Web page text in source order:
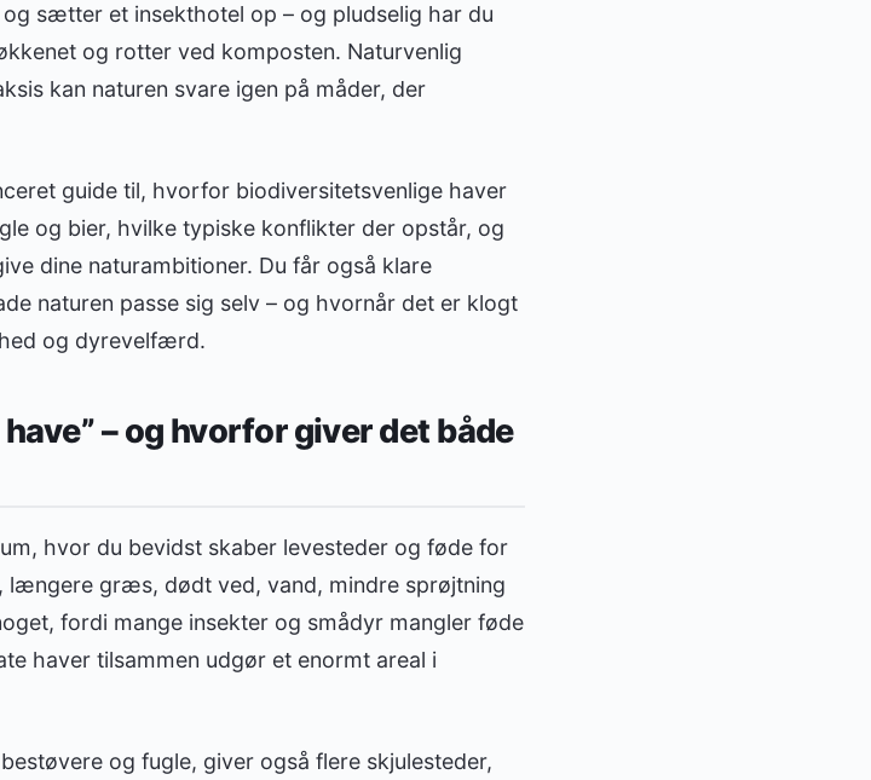
sætter et insekthotel op – og pludselig har du
og rotter ved komposten. Naturvenlig
kan naturen svare igen på måder, der
guide til, hvorfor biodiversitetsvenlige haver
og bier, hvilke typiske konflikter der opstår, og
dine naturambitioner. Du får også klare
naturen passe sig selv – og hvornår det er klogt
og dyrevelfærd.
– og hvorfor giver det både
hvor du bevidst skaber levesteder og føde for
længere græs, dødt ved, vand, mindre sprøjtning
fordi mange insekter og smådyr mangler føde
haver tilsammen udgør et enormt areal i
og fugle, giver også flere skjulesteder,